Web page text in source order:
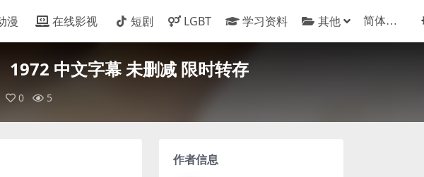
漫 在线影视 短剧 LGBT 学习资料 其他
1972 中文字幕 未删减 限时转存
0 5
作者信息